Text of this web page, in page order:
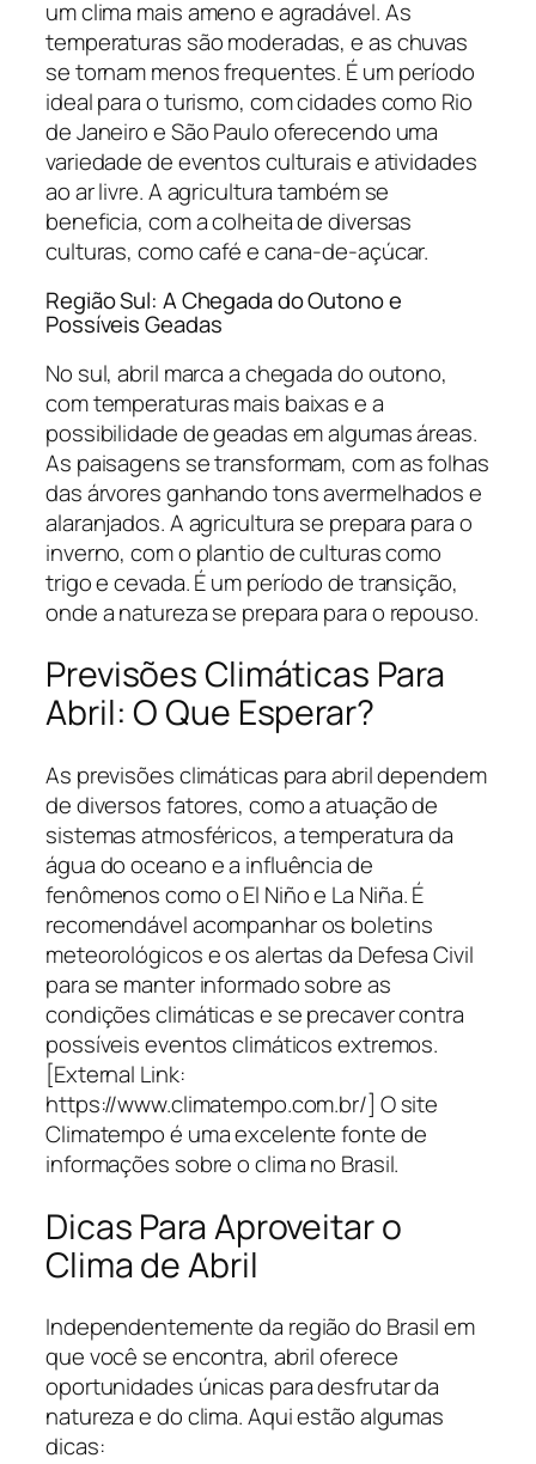
um clima mais ameno e agradável. As
temperaturas são moderadas, e as chuvas
se tornam menos frequentes. É um período
ideal para o turismo, com cidades como Rio
de Janeiro e São Paulo oferecendo uma
variedade de eventos culturais e atividades
ao ar livre. A agricultura também se
beneficia, com a colheita de diversas
culturas, como café e cana-de-açúcar.
Região Sul: A Chegada do Outono e
Possíveis Geadas
No sul, abril marca a chegada do outono,
com temperaturas mais baixas e a
possibilidade de geadas em algumas áreas.
As paisagens se transformam, com as folhas
das árvores ganhando tons avermelhados e
alaranjados. A agricultura se prepara para o
inverno, com o plantio de culturas como
trigo e cevada. É um período de transição,
onde a natureza se prepara para o repouso.
Previsões Climáticas Para
Abril: O Que Esperar?
As previsões climáticas para abril dependem
de diversos fatores, como a atuação de
sistemas atmosféricos, a temperatura da
água do oceano e a influência de
fenômenos como o El Niño e La Niña. É
recomendável acompanhar os boletins
meteorológicos e os alertas da Defesa Civil
para se manter informado sobre as
condições climáticas e se precaver contra
possíveis eventos climáticos extremos.
[External Link:
https://www.climatempo.com.br/] O site
Climatempo é uma excelente fonte de
informações sobre o clima no Brasil.
Dicas Para Aproveitar o
Clima de Abril
Independentemente da região do Brasil em
que você se encontra, abril oferece
oportunidades únicas para desfrutar da
natureza e do clima. Aqui estão algumas
dicas: